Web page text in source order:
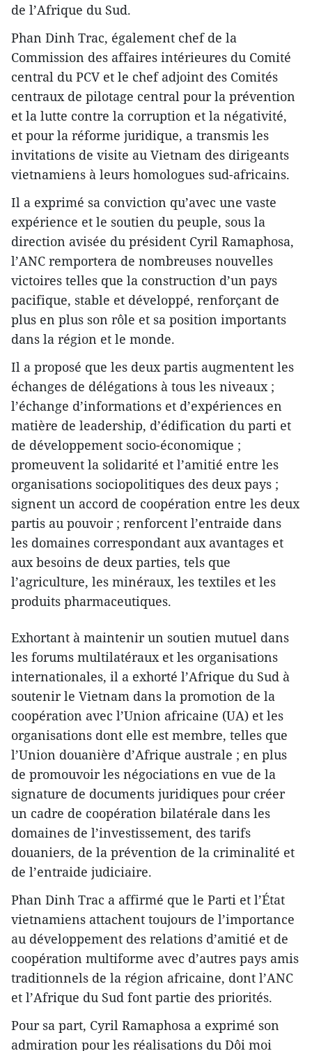
de l’Afrique du Sud.
Phan Dinh Trac, également chef de la
Commission des affaires intérieures du Comité
central du PCV et le chef adjoint des Comités
centraux de pilotage central pour la prévention
et la lutte contre la corruption et la négativité,
et pour la réforme juridique, a transmis les
invitations de visite au Vietnam des dirigeants
vietnamiens à leurs homologues sud-africains.
Il a exprimé sa conviction qu’avec une vaste
expérience et le soutien du peuple, sous la
direction avisée du président Cyril Ramaphosa,
l’ANC remportera de nombreuses nouvelles
victoires telles que la construction d’un pays
pacifique, stable et développé, renforçant de
plus en plus son rôle et sa position importants
dans la région et le monde.
Il a proposé que les deux partis augmentent les
échanges de délégations à tous les niveaux ;
l’échange d’informations et d’expériences en
matière de leadership, d’édification du parti et
de développement socio-économique ;
promeuvent la solidarité et l’amitié entre les
organisations sociopolitiques des deux pays ;
signent un accord de coopération entre les deux
partis au pouvoir ; renforcent l’entraide dans
les domaines correspondant aux avantages et
aux besoins de deux parties, tels que
l’agriculture, les minéraux, les textiles et les
produits pharmaceutiques.
Exhortant à maintenir un soutien mutuel dans
les forums multilatéraux et les organisations
internationales, il a exhorté l’Afrique du Sud à
soutenir le Vietnam dans la promotion de la
coopération avec l’Union africaine (UA) et les
organisations dont elle est membre, telles que
l’Union douanière d’Afrique australe ; en plus
de promouvoir les négociations en vue de la
signature de documents juridiques pour créer
un cadre de coopération bilatérale dans les
domaines de l’investissement, des tarifs
douaniers, de la prévention de la criminalité et
de l’entraide judiciaire.
Phan Dinh Trac a affirmé que le Parti et l’État
vietnamiens attachent toujours de l’importance
au développement des relations d’amitié et de
coopération multiforme avec d’autres pays amis
traditionnels de la région africaine, dont l’ANC
et l’Afrique du Sud font partie des priorités.
Pour sa part, Cyril Ramaphosa a exprimé son
admiration pour les réalisations du Dôi moi